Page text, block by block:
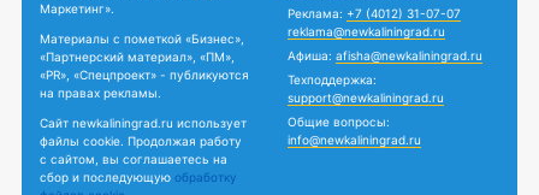
Маркетинг».
Материалы с пометкой «Бизнес»,
«Партнерский материал», «ПМ»,
«PR», «Спецпроект» - публикуются
на правах рекламы.
Сайт newkaliningrad.ru использует
файлы cookie. Продолжая работу
с сайтом, вы соглашаетесь на
сбор и последующую обработку
Реклама: +7 (4012) 31-07-07
reklama@newkaliningrad.ru
Афиша: afisha@newkaliningrad.ru
Техподдержка:
support@newkaliningrad.ru
Общие вопросы:
info@newkaliningrad.ru